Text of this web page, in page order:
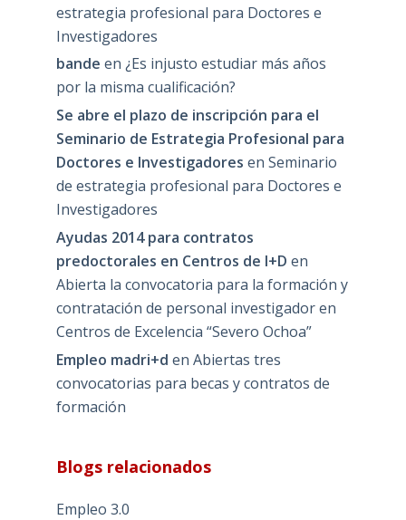
estrategia profesional para Doctores e
Investigadores
bande en ¿Es injusto estudiar más años
por la misma cualificación?
Se abre el plazo de inscripción para el
Seminario de Estrategia Profesional para
Doctores e Investigadores en Seminario
de estrategia profesional para Doctores e
Investigadores
Ayudas 2014 para contratos
predoctorales en Centros de I+D en
Abierta la convocatoria para la formación y
contratación de personal investigador en
Centros de Excelencia “Severo Ochoa”
Empleo madri+d en Abiertas tres
convocatorias para becas y contratos de
formación
Blogs relacionados
Empleo 3.0